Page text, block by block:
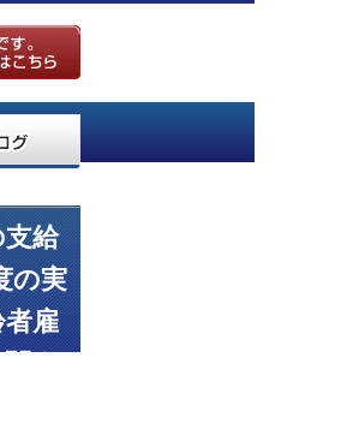
給
の実
雇